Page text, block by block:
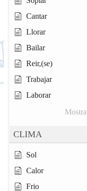
Cantar
Llorar
Bailar
Reir,(se)
Trabajar
Laborar
CLIMA
Sol
Calor
Frio